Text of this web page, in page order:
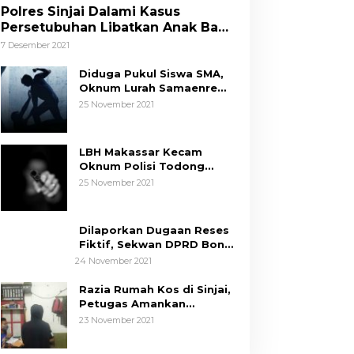
Polres Sinjai Dalami Kasus
Persetubuhan Libatkan Anak Bawa
Umur
7 Desember 2021
Diduga Pukul Siswa SMA,
Oknum Lurah Samaenre
Sinjai Dilaporkan ke Polisi
25 November 2021
LBH Makassar Kecam
Oknum Polisi Todong
Senjata Api ke Anak, Minta
25 November 2021
Dilaporkan Dugaan Reses
Fiktif, Sekwan DPRD Bone
Siap Berikan Data
24 November 2021
Razia Rumah Kos di Sinjai,
Petugas Amankan
Sepasang Mahasiswa,
23 November 2021